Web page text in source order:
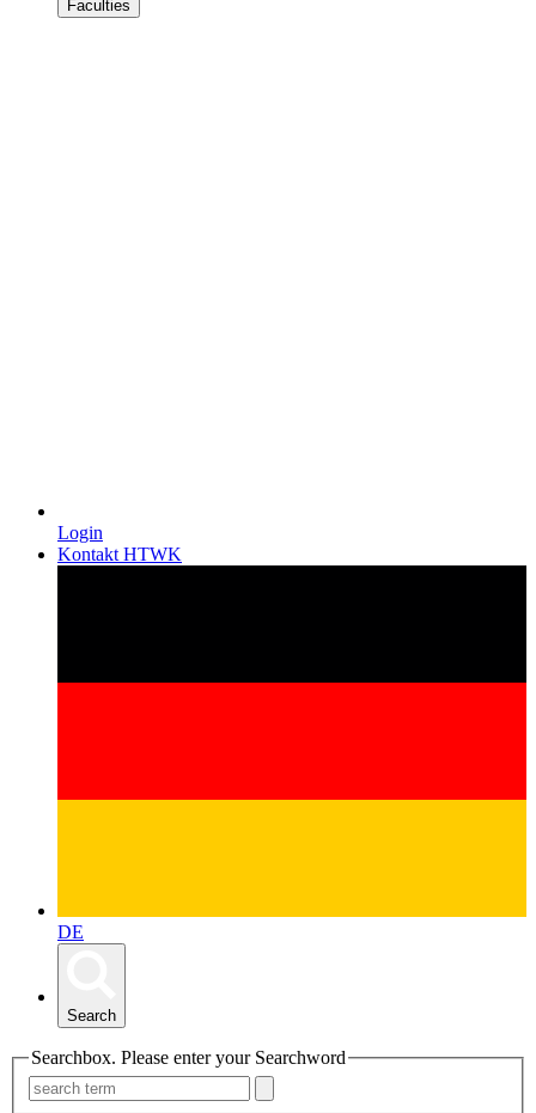
Faculties
Login
Kontakt HTWK
DE
Search
Searchbox. Please enter your Searchword